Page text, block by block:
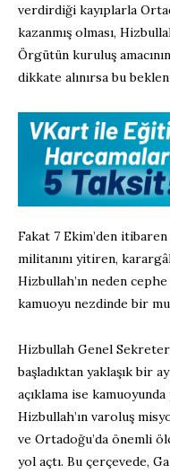
verdirdiği kayıplarla
kazanmış olması,
Örgütün kuruluş
dikkate alınırsa bu
Fakat 7 Ekim’den
militanını yitiren,
Hizbullah’ın neden
kamuoyu nezdinde bir
Hizbullah Genel
başladıktan yaklaşık bir
açıklama ise
Hizbullah’ın varoluş
ve Ortadoğu’da önemli
yol açtı. Bu çerçevede,